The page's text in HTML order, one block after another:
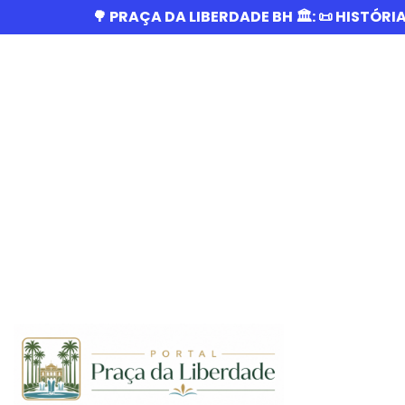
🌳 PRAÇA DA LIBERDADE BH 🏛️: 📜